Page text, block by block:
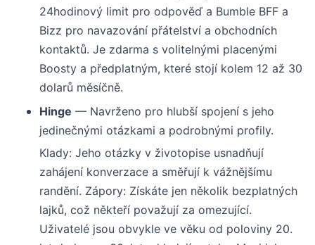
24hodinový limit pro odpověď a Bumble BFF a
Bizz pro navazování přátelství a obchodních
kontaktů. Je zdarma s volitelnými placenými
Boosty a předplatným, které stojí kolem 12 až 30
dolarů měsíčně.
Hinge — Navrženo pro hlubší spojení s jeho
jedinečnými otázkami a podrobnými profily.
Klady: Jeho otázky v životopise usnadňují
zahájení konverzace a směřují k vážnějšímu
randění. Zápory: Získáte jen několik bezplatných
lajků, což někteří považují za omezující.
Uživatelé jsou obvykle ve věku od poloviny 20.